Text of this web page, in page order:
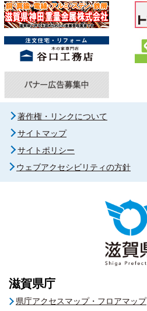
著作権・リンクについて
サイトマップ
サイトポリシー
ウェブアクセシビリティの方針
滋賀県庁
県庁アクセスマップ・フロアマップ